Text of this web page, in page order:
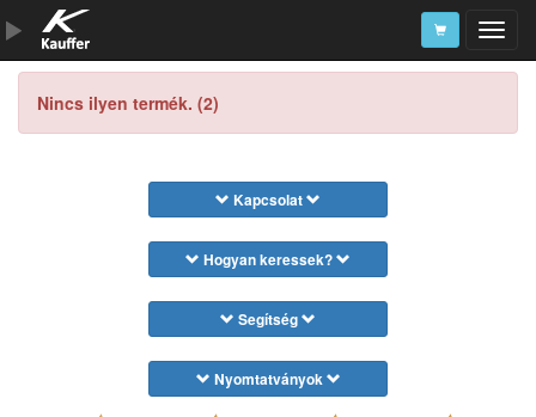
Szerszámkatalógus
Nincs ilyen termék. (2)
Kapcsolat
Hogyan keressek?
Segítség
Nyomtatványok